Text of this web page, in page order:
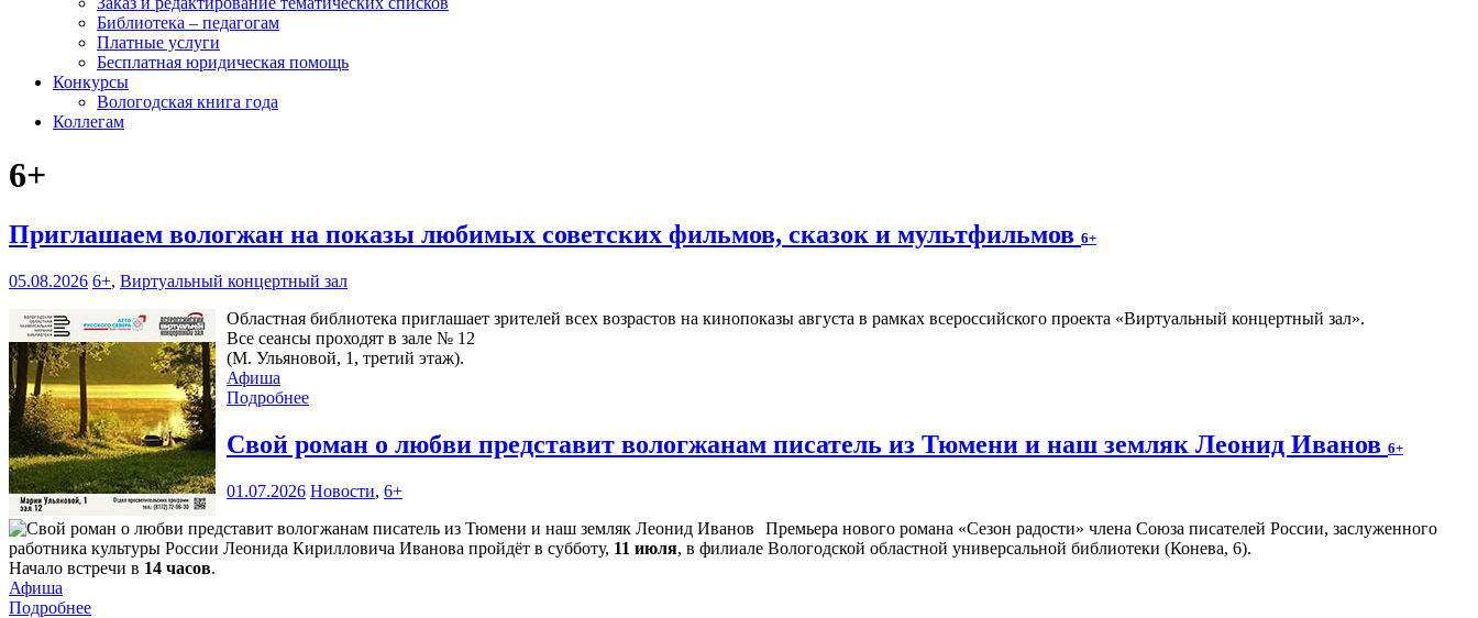
Библиотека – педагогам
Платные услуги
Бесплатная юридическая помощь
Конкурсы
Вологодская книга года
Коллегам
6+
Приглашаем вологжан на показы любимых советских фильмов, сказок и мультфильмов 6+
05.08.2026 6+, Виртуальный концертный зал
Областная библиотека приглашает зрителей всех возрастов на кинопоказы августа в рамках всероссийского проекта «Виртуальный концертный зал».
Все сеансы проходят в зале № 12
(М. Ульяновой, 1, третий этаж).
Афиша
Подробнее
Свой роман о любви представит вологжанам писатель из Тюмени и наш земляк Леонид Иванов 6+
01.07.2026 Новости, 6+
Премьера нового романа «Сезон радости» члена Союза писателей России, заслуженного
работника культуры России Леонида Кирилловича Иванова пройдёт в субботу, 11 июля, в филиале Вологодской областной универсальной библиотеки (Конева, 6).
Начало встречи в 14 часов.
Афиша
Подробнее